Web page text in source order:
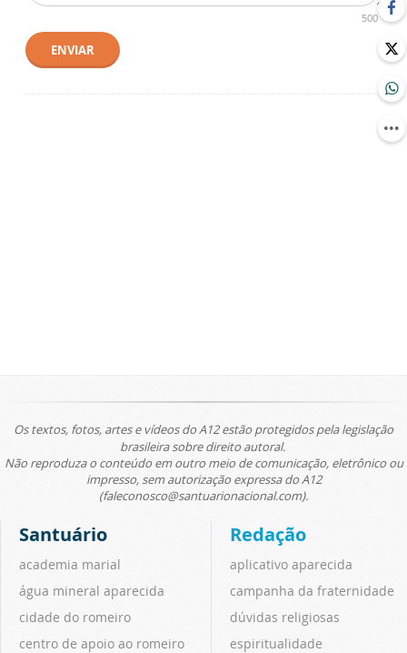
500
ENVIAR
Os textos, fotos, artes e vídeos do A12 estão protegidos pela legislação
brasileira sobre direito autoral.
Não reproduza o conteúdo em outro meio de comunicação, eletrônico ou
impresso, sem autorização expressa do A12
(faleconosco@santuarionacional.com).
Santuário
academia marial
água mineral aparecida
cidade do romeiro
centro de apoio ao romeiro
Redação
aplicativo aparecida
campanha da fraternidade
dúvidas religiosas
espiritualidade